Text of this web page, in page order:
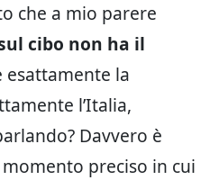
che a mio parere
cibo non ha il
esattamente la
l’Italia,
Davvero è
preciso in cui